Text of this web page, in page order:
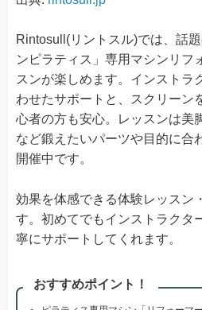
Rintosull(リントスル)では、話
ンピラティス」専用マシンリフ
スンが楽しめます。インストラ
わせたサポートと、スクリーン
心者の方も安心。レッスンは美
など鍛えたいパーツや目的に合
開催中です。
効果を体感できる体験レッスン
す。初めてでもインストラクタ
寧にサポートしてくれます。
おすすめポイント！